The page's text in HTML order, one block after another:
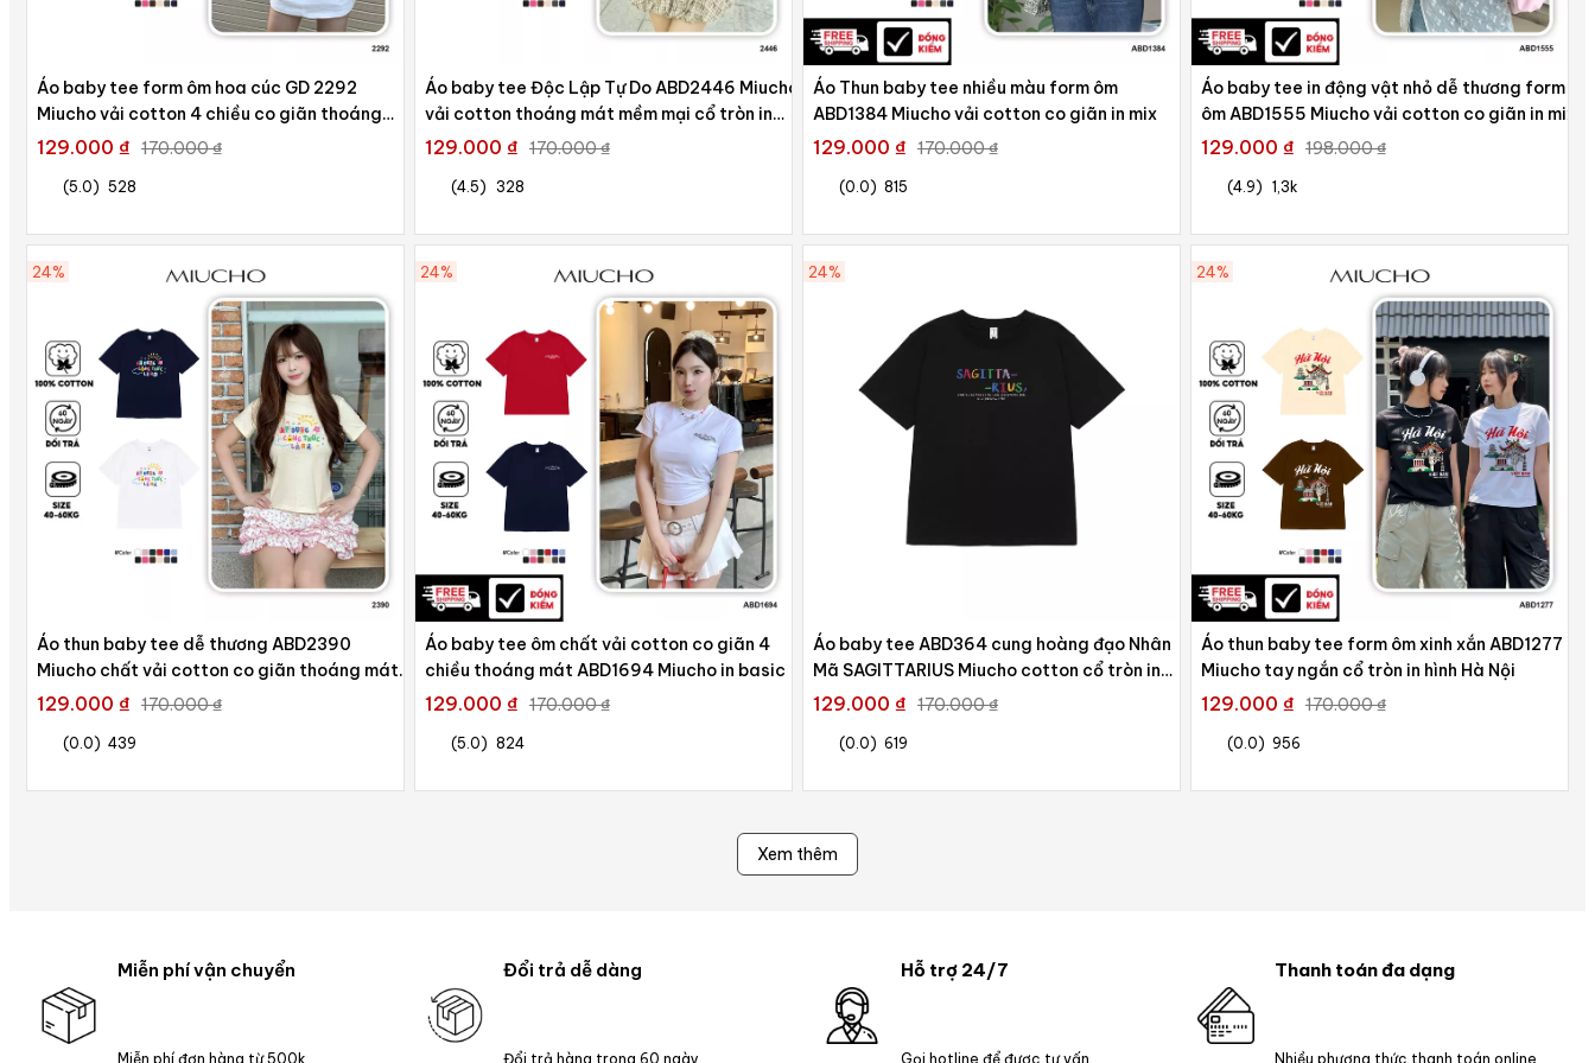
Áo baby tee form ôm hoa cúc GD 2292
Miucho vải cotton 4 chiều co giãn thoáng
mát in mix
129.000 ₫ 170.000 ₫
(5.0) 528
Áo baby tee Độc Lập Tự Do ABD2446 Miucho
vải cotton thoáng mát mềm mại cổ tròn in
mix
129.000 ₫ 170.000 ₫
(4.5) 328
Áo Thun baby tee nhiều màu form ôm
ABD1384 Miucho vải cotton co giãn in mix
129.000 ₫ 170.000 ₫
(0.0) 815
Áo baby tee in động vật nhỏ dễ thương form
ôm ABD1555 Miucho vải cotton co giãn in mix
129.000 ₫ 198.000 ₫
(4.9) 1,3k
24%
Áo thun baby tee dễ thương ABD2390
Miucho chất vải cotton co giãn thoáng mát
cao cấp in Typography
129.000 ₫ 170.000 ₫
(0.0) 439
24%
Áo baby tee ôm chất vải cotton co giãn 4
chiều thoáng mát ABD1694 Miucho in basic
129.000 ₫ 170.000 ₫
(5.0) 824
24%
Áo baby tee ABD364 cung hoàng đạo Nhân
Mã SAGITTARIUS Miucho cotton cổ tròn in
typography
129.000 ₫ 170.000 ₫
(0.0) 619
24%
Áo thun baby tee form ôm xinh xắn ABD1277
Miucho tay ngắn cổ tròn in hình Hà Nội
129.000 ₫ 170.000 ₫
(0.0) 956
Xem thêm
Đổi trả dễ dàng
Đổi trả hàng trong 60 ngày
Hỗ trợ 24/7
Gọi hotline để được tư vấn
Thanh toán đa dạng
Nhiều phương thức thanh toán online
Miễn phí vận chuyển
Miễn phí đơn hàng từ 500k